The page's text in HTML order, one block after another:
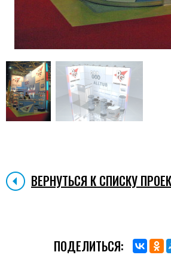
ВЕРНУТЬСЯ К СПИСКУ
ПОДЕЛИТЬСЯ: